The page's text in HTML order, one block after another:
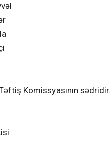
Komissyasının sədridir.